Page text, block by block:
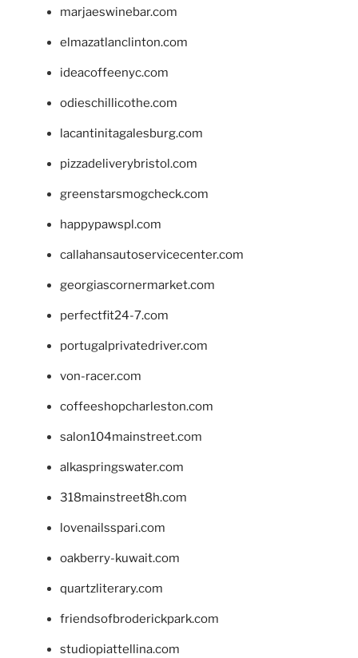
marjaeswinebar.com
elmazatlanclinton.com
ideacoffeenyc.com
odieschillicothe.com
lacantinitagalesburg.com
pizzadeliverybristol.com
greenstarsmogcheck.com
happypawspl.com
callahansautoservicecenter.com
georgiascornermarket.com
perfectfit24-7.com
portugalprivatedriver.com
von-racer.com
coffeeshopcharleston.com
salon104mainstreet.com
alkaspringswater.com
318mainstreet8h.com
lovenailsspari.com
oakberry-kuwait.com
quartzliterary.com
friendsofbroderickpark.com
studiopiattellina.com